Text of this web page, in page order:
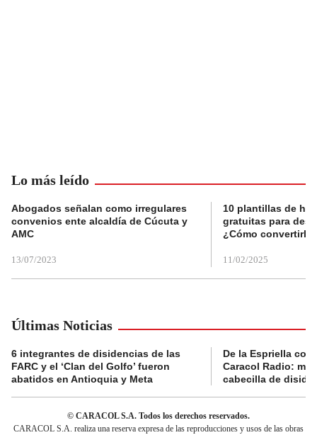
Lo más leído
Abogados señalan como irregulares
convenios ente alcaldía de Cúcuta y
AMC
13/07/2023
10 plantillas de
gratuitas para
¿Cómo convertirla
11/02/2025
Últimas Noticias
6 integrantes de disidencias de las
FARC y el ‘Clan del Golfo’ fueron
abatidos en Antioquia y Meta
De la Espriella
Caracol Radio:
cabecilla de
© CARACOL S.A. Todos los derechos reservados.
CARACOL S.A. realiza una reserva expresa de las reproducciones y usos de las obras